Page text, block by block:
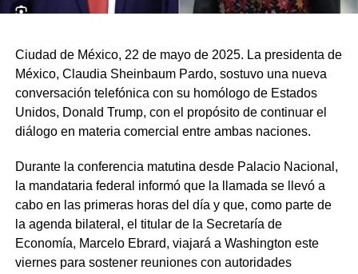
Ciudad de México, 22 de mayo de 2025. La presidenta de
México, Claudia Sheinbaum Pardo, sostuvo una nueva
conversación telefónica con su homólogo de Estados
Unidos, Donald Trump, con el propósito de continuar el
diálogo en materia comercial entre ambas naciones.
Durante la conferencia matutina desde Palacio Nacional,
la mandataria federal informó que la llamada se llevó a
cabo en las primeras horas del día y que, como parte de
la agenda bilateral, el titular de la Secretaría de
Economía, Marcelo Ebrard, viajará a Washington este
viernes para sostener reuniones con autoridades